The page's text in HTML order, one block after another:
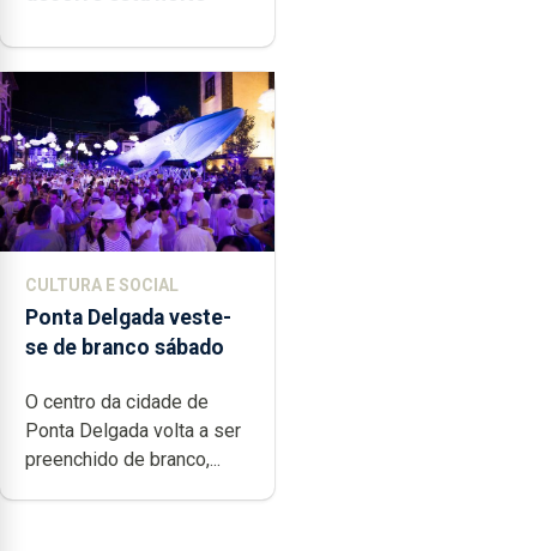
CULTURA E SOCIAL
Ponta Delgada veste-
se de branco sábado
O centro da cidade de
Ponta Delgada volta a ser
preenchido de branco,...